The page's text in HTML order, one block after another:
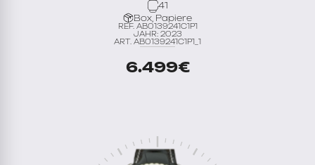
41
Box, Papiere
REF. AB0139241C1P1
JAHR: 2023
ART. AB0139241C1P1_1
6.499€